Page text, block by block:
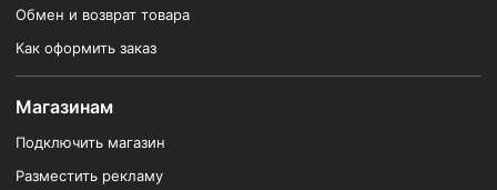
Обмен и возврат товара
Как оформить заказ
Магазинам
Подключить магазин
Разместить рекламу